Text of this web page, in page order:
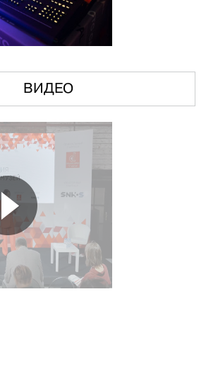
ВИДЕО